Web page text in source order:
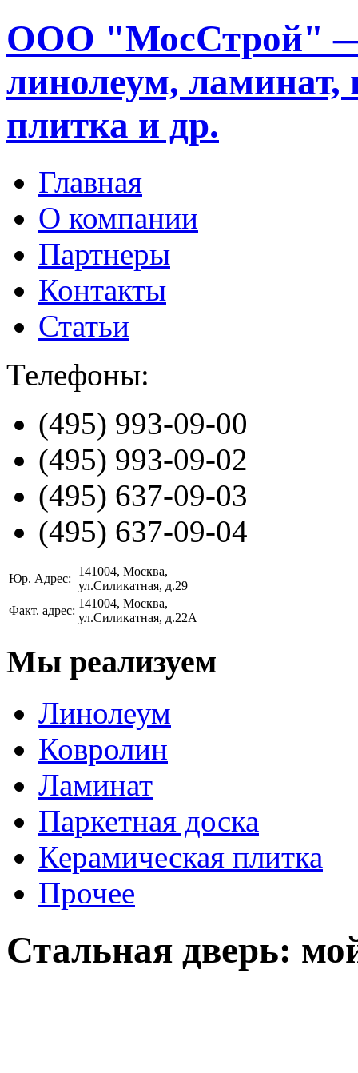
ООО "МосСтрой" —
линолеум, ламинат,
плитка и др.
Главная
О компании
Партнеры
Контакты
Статьи
Телефоны:
(495) 993-09-00
(495) 993-09-02
(495) 637-09-03
(495) 637-09-04
Юр. Адрес:
141004, Москва,
ул.Силикатная, д.29
Факт. адрес:
141004, Москва,
ул.Силикатная, д.22А
Мы реализуем
Линолеум
Ковролин
Ламинат
Паркетная доска
Керамическая плитка
Прочее
Стальная дверь: